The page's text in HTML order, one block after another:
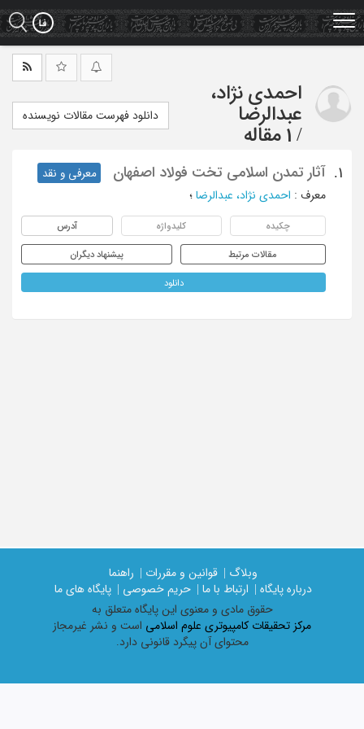
Skip
to
main
احمدی نژاد،
عبدالرضا
/ 1 مقاله
دانلود فهرست مقالات نویسنده
1. آثار تمدن اسلامی تخت فولاد اصفهان
معرفی و نقد
معرف : احمدی نژاد، عبدالرضا ؛
چکیده کلیدواژه آدرس
مقالات مرتبط پیشنهاد دیگران
دانلود
وبلاگ | قوانین و مقررات |
راهنما
درباره پایگاه |
ارتباط با ما | حریم خصوصی |
پایگاه های ما
حقوق مادی و معنوی اين پايگاه متعلق به
مرکز تحقیقات کامپیوتری علوم اسلامی است و نشر غیرمجاز
محتوای آن پیگرد قانونی دارد.